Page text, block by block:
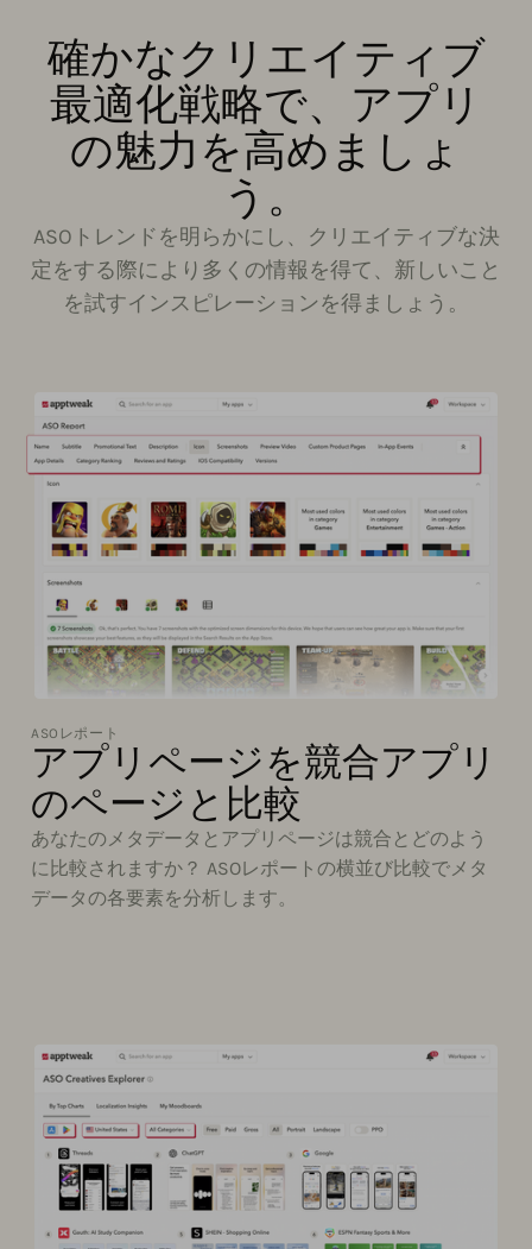
確かなクリエイティブ
最適化戦略で、アプリ
の魅力を高めましょ
う。
ASOトレンドを明らかにし、クリエイティブな決
定をする際により多くの情報を得て、新しいこと
を試すインスピレーションを得ましょう。
ASOレポート
アプリページを競合アプリ
のページと比較
あなたのメタデータとアプリページは競合とどのよう
に比較されますか？ ASOレポートの横並び比較でメタ
データの各要素を分析します。